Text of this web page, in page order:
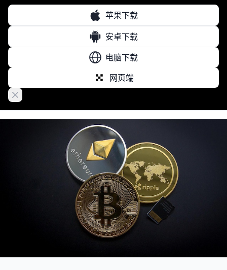
苹果下载
安卓下载
电脑下载
网页端
Close banner